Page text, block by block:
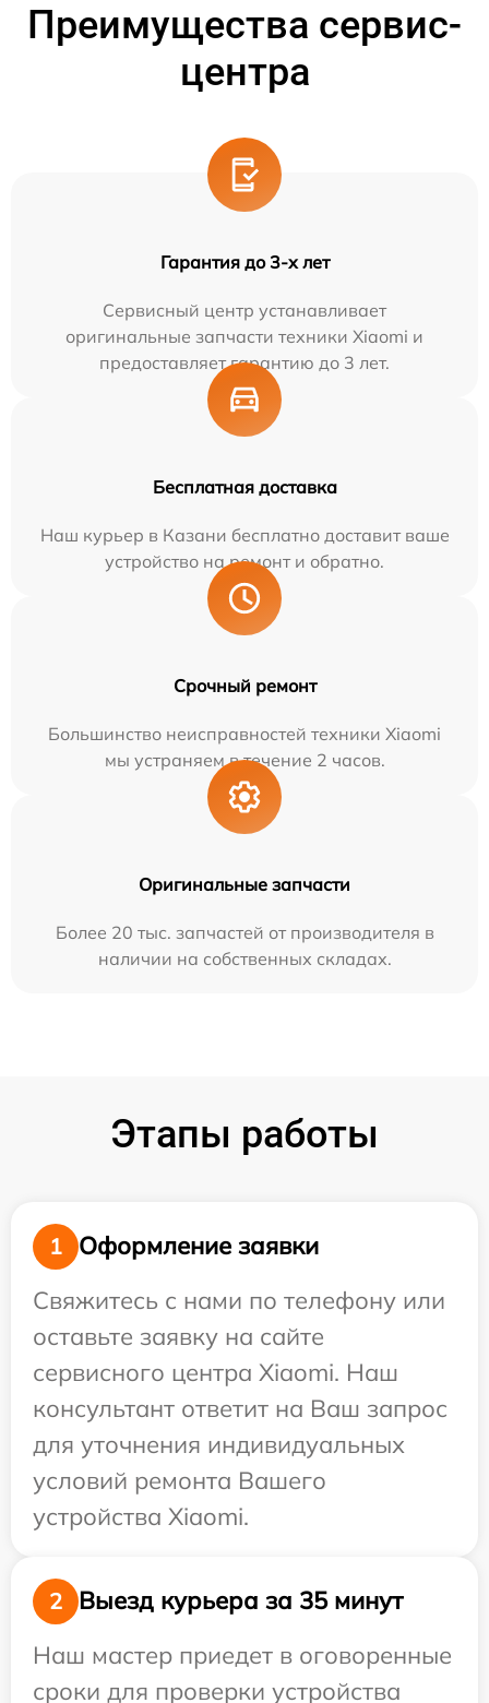
Преимущества сервис-
центра
Гарантия до 3-х лет
Сервисный центр устанавливает
оригинальные запчасти техники Xiaomi и
предоставляет гарантию до 3 лет.
Бесплатная доставка
Наш курьер в Казани бесплатно доставит ваше
устройство на ремонт и обратно.
Срочный ремонт
Большинство неисправностей техники Xiaomi
мы устраняем в течение 2 часов.
Оригинальные запчасти
Более 20 тыс. запчастей от производителя в
наличии на собственных складах.
Этапы работы
1
Оформление заявки
Свяжитесь с нами по телефону или
оставьте заявку на сайте
сервисного центра Xiaomi. Наш
консультант ответит на Ваш запрос
для уточнения индивидуальных
условий ремонта Вашего
устройства Xiaomi.
2
Выезд курьера за 35 минут
Наш мастер приедет в оговоренные
сроки для проверки устройства